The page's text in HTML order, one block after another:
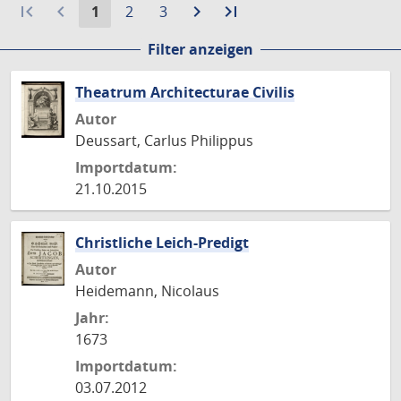
first_page navigate_before
Aktuelle
1
Gehe
Seite
2
Gehe
Seite
3 navigate_next
Zur
Seite
last_page
Seite
Filter anzeigen
Theatrum Architecturae Civilis
Autor
Deussart, Carlus Philippus
Importdatum:
21.10.2015
Christliche Leich-Predigt
Autor
Heidemann, Nicolaus
Jahr:
1673
Importdatum:
03.07.2012